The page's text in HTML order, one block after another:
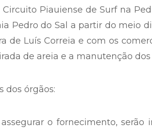
Circuito Piauiense de Surf na
Pedro do Sal a partir do meio
de Luís Correia e com os
de areia e a manutenção
dos órgãos:
o fornecimento, serão